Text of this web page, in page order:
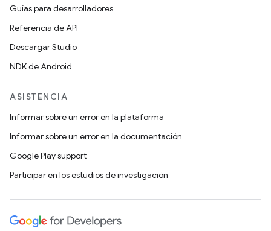
Guías para desarrolladores
Referencia de API
Descargar Studio
NDK de Android
ASISTENCIA
Informar sobre un error en la plataforma
Informar sobre un error en la documentación
Google Play support
Participar en los estudios de investigación